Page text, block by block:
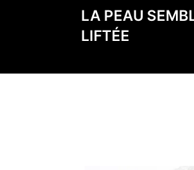
LA PEAU
LIFTÉE